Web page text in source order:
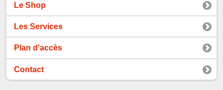
Le Shop
Les Services
Plan d'accès
Contact